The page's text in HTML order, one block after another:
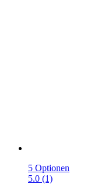
5 Optionen
5.0 (1)